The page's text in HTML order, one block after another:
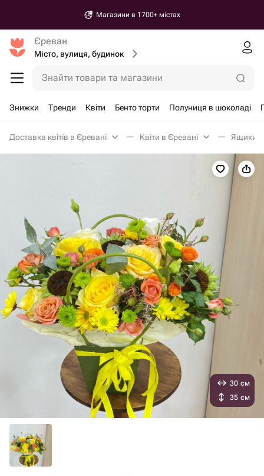
Магазини в 1700+ містах
Єреван
Місто, вулиця, будинок
Знайти товари та магазини
Знижки Тренди Квіти Бенто торти Полуниця в шоколаді
Доставка квітів в Єревані Квіти в Єревані Ящики з
30 см
35 см